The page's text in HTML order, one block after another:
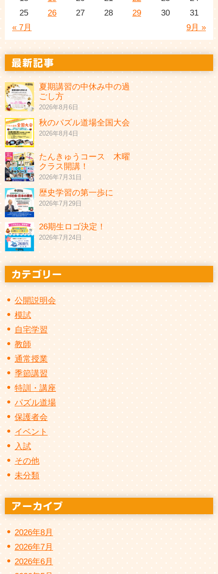
« 7月 9月 »
25
26 27 28 29 30 31
夏期講習の中休み中の過
ごし方
2026年8月6日
秋のパズル道場全国大会
2026年8月4日
たんきゅうコース 木曜
クラス開講！
2026年7月31日
歴史学習の第一歩に
2026年7月29日
26期生ロゴ決定！
2026年7月24日
公開説明会
模試
自宅学習
教師
通常授業
季節講習
特訓・講座
パズル道場
保護者会
イベント
入試
その他
未分類
2026年8月
2026年7月
2026年6月